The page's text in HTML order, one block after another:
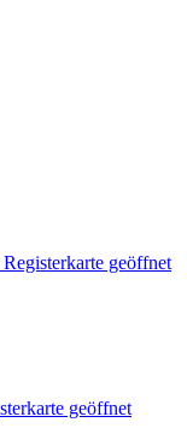
geöffnet
geöffnet